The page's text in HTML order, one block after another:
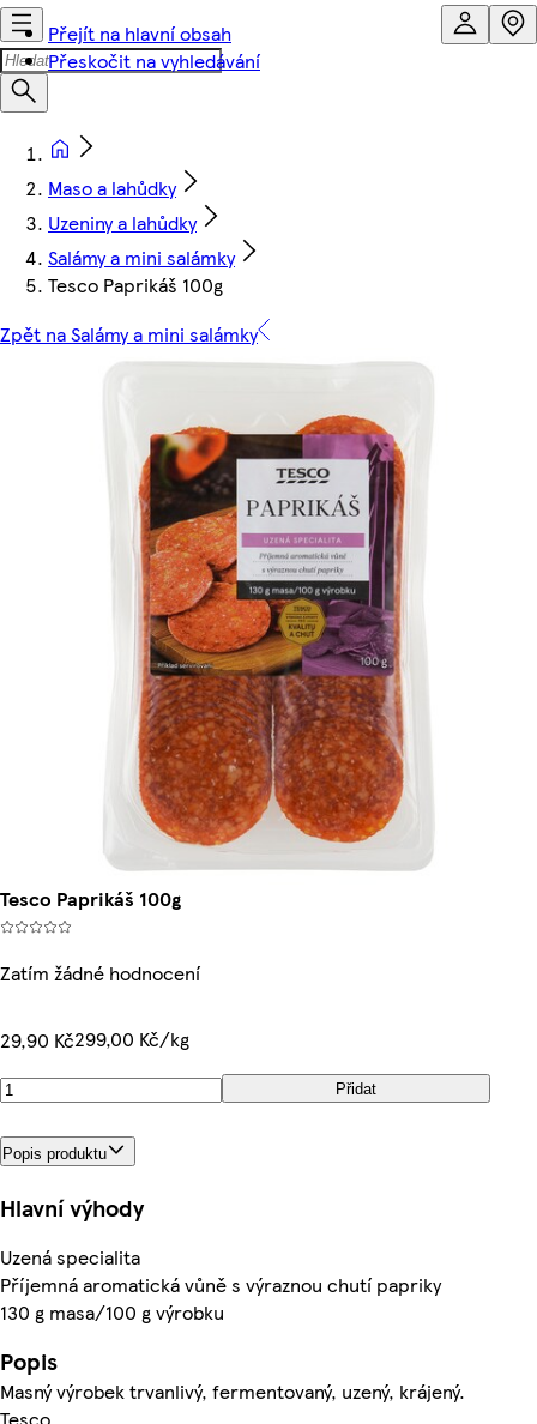
Přejít na hlavní obsah
Přeskočit na vyhledávání
Maso a lahůdky
Uzeniny a lahůdky
Salámy a mini salámky
Tesco Paprikáš 100g
Zpět na Salámy a mini salámky
Tesco Paprikáš 100g
Zatím žádné hodnocení
29,90 Kč299,00 Kč/kg
Přidat
Popis produktu
Hlavní výhody
Uzená specialita
Příjemná aromatická vůně s výraznou chutí papriky
130 g masa/100 g výrobku
Popis
Masný výrobek trvanlivý, fermentovaný, uzený, krájený.
Tesco